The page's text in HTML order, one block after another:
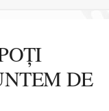
DE